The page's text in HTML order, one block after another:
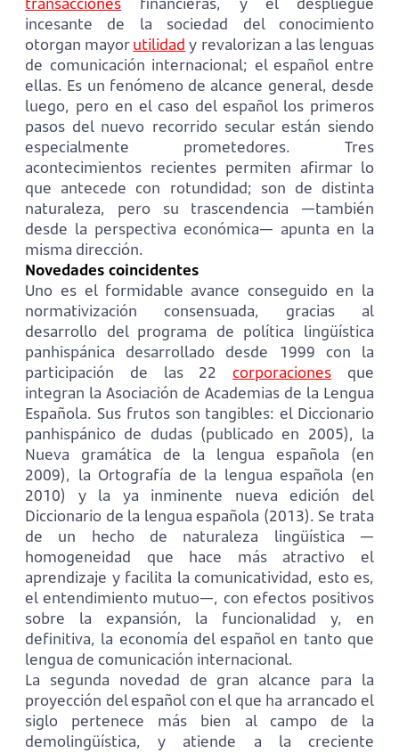
incesante de la sociedad del conocimiento
otorgan mayorutilidad y revalorizan a las lenguas
de comunicación internacional; el español entre
ellas. Es un fenómeno de alcance general, desde
luego, pero en el caso del español los primeros
pasos del nuevo recorrido secular están siendo
especialmente prometedores. Tres
acontecimientos recientes permiten afirmar lo
que antecede con rotundidad; son de distinta
naturaleza, pero su trascendencia —también
desde la perspectiva económica— apunta en la
misma dirección.
Novedades coincidentes
Uno es el formidable avance conseguido en la
normativización consensuada, gracias al
desarrollo del programa de política lingüística
panhispánica desarrollado desde 1999 con la
participación de las 22corporaciones que
integran la Asociación de Academias de la Lengua
Española. Sus frutos son tangibles: el Diccionario
panhispánico de dudas (publicado en 2005), la
Nueva gramática de la lengua española (en
2009), la Ortografía de la lengua española (en
2010) y la ya inminente nueva edición del
Diccionario de la lengua española (2013). Se trata
de un hecho de naturaleza lingüística —
homogeneidad que hace más atractivo el
aprendizaje y facilita la comunicatividad, esto es,
el entendimiento mutuo—, con efectos positivos
sobre la expansión, la funcionalidad y, en
definitiva, la economía del español en tanto que
lengua de comunicación internacional.
La segunda novedad de gran alcance para la
proyección del español con el que ha arrancado el
siglo pertenece más bien al campo de la
demolingüística, y atiende a la creciente